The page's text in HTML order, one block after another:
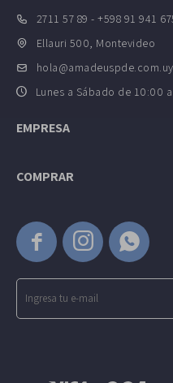
  
2711 57 89 - +598 91 941
Ellauri 500, Montevideo
hola@amadeuspde.com.uy
Lunes a Sábado de 10:00
EMPRESA
COMPRAR